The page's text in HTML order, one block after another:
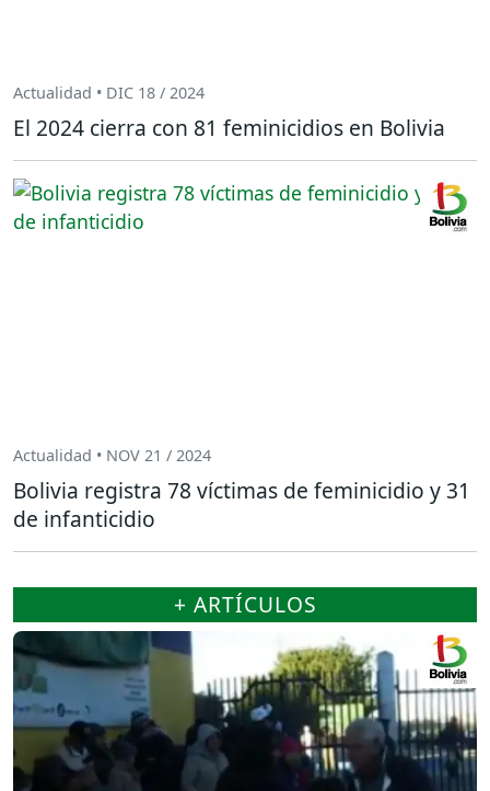
Actualidad • DIC 18 / 2024
El 2024 cierra con 81 feminicidios en Bolivia
Actualidad • NOV 21 / 2024
Bolivia registra 78 víctimas de feminicidio y 31
de infanticidio
+ ARTÍCULOS